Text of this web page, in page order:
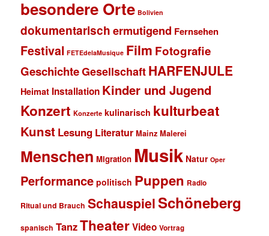
besondere Orte Bolivien
dokumentarischermutigend Fernsehen
Festival FETEdelaMusique Film Fotografie
GeschichteGesellschaftHARFENJULE
Heimat Installation Kinder und Jugend
Konzert Konzerte kulinarisch kulturbeat
Kunst Lesung Literatur Mainz Malerei
Menschen Migration Musik Natur Oper
Performance politisch Puppen Radio
Ritual und Brauch SchauspielSchöneberg
spanisch TanzTheaterVideo Vortrag